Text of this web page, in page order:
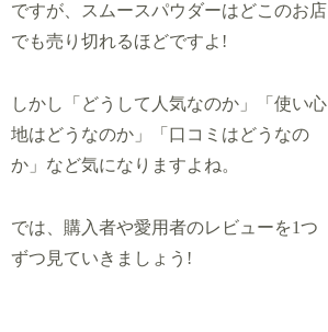
ですが、スムースパウダーはどこのお店
でも売り切れるほどですよ!
しかし「どうして人気なのか」「使い心
地はどうなのか」「口コミはどうなの
か」など気になりますよね。
では、購入者や愛用者のレビューを1つ
ずつ見ていきましょう!